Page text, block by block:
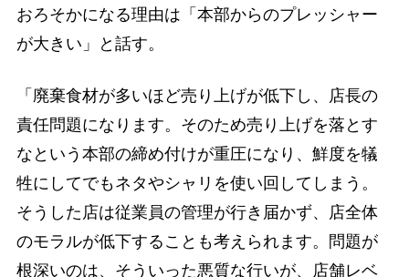
おろそかになる理由は「本部からのプレッシャー
が大きい」と話す。
「廃棄食材が多いほど売り上げが低下し、店長の
責任問題になります。そのため売り上げを落とす
なという本部の締め付けが重圧になり、鮮度を犠
牲にしてでもネタやシャリを使い回してしまう。
そうした店は従業員の管理が行き届かず、店全体
のモラルが低下することも考えられます。問題が
根深いのは、そういった悪質な行いが、店舗レベ